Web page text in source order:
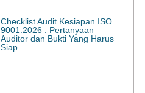
Checklist Audit Kesiapan ISO
9001:2026 : Pertanyaan
Auditor dan Bukti Yang Harus
Siap